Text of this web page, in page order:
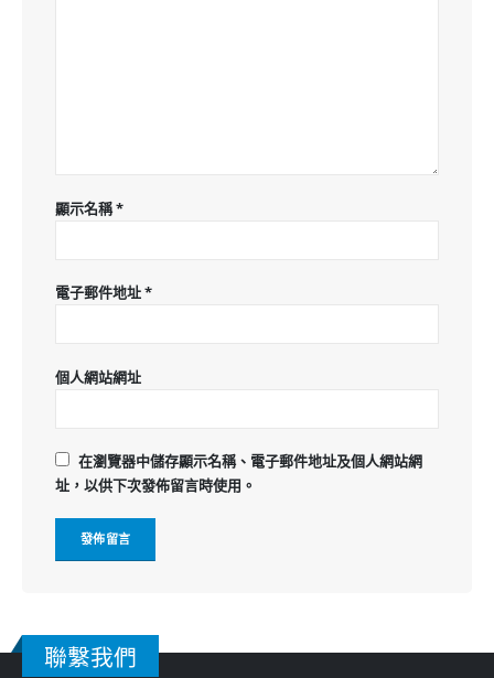
顯示名稱*
電子郵件地址*
個人網站網址
在瀏覽器中儲存顯示名稱、電子郵件地址及個人網站網
址，以供下次發佈留言時使用。
聯繫我們